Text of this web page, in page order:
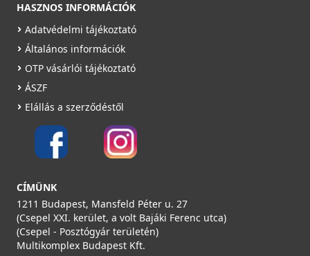
HASZNOS INFORMÁCIÓK
Adatvédelmi tájékoztató
Általános információk
OTP vásárlói tájékoztató
ÁSZF
Elállás a szerződéstől
CÍMÜNK
1211 Budapest, Mansfeld Péter u. 27
(Csepel XXI. kerület, a volt Bajáki Ferenc utca)
(Csepel - Posztógyár területén)
Multikomplex Budapest Kft.